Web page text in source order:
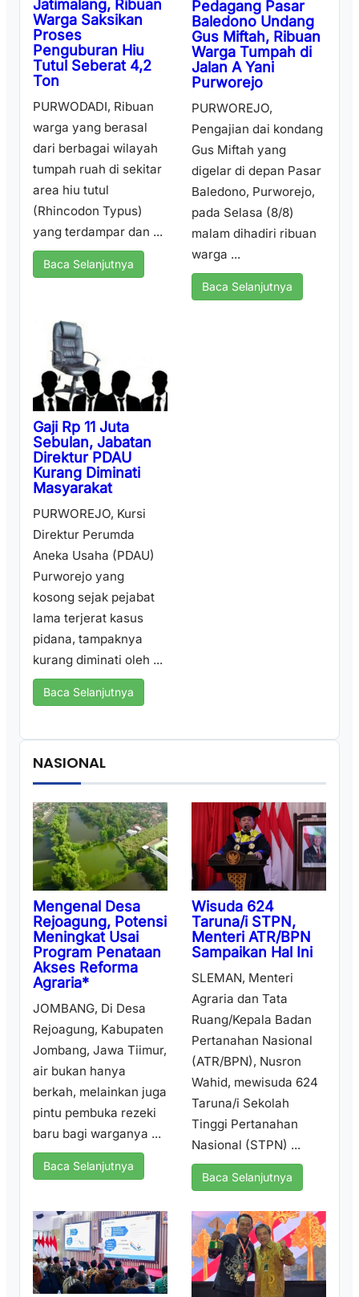
Jatimalang, Ribuan
Warga Saksikan
Proses
Penguburan Hiu
Tutul Seberat 4,2
Ton
PURWODADI, Ribuan
warga yang berasal
dari berbagai wilayah
tumpah ruah di sekitar
area hiu tutul
(Rhincodon Typus)
yang terdampar dan ...
Baca Selanjutnya
Pedagang Pasar
Baledono Undang
Gus Miftah, Ribuan
Warga Tumpah di
Jalan A Yani
Purworejo
PURWOREJO,
Pengajian dai kondang
Gus Miftah yang
digelar di depan Pasar
Baledono, Purworejo,
pada Selasa (8/8)
malam dihadiri ribuan
warga ...
Baca Selanjutnya
Gaji Rp 11 Juta
Sebulan, Jabatan
Direktur PDAU
Kurang Diminati
Masyarakat
PURWOREJO, Kursi
Direktur Perumda
Aneka Usaha (PDAU)
Purworejo yang
kosong sejak pejabat
lama terjerat kasus
pidana, tampaknya
kurang diminati oleh ...
Baca Selanjutnya
NASIONAL
Mengenal Desa
Rejoagung, Potensi
Meningkat Usai
Program Penataan
Akses Reforma
Agraria*
JOMBANG, Di Desa
Rejoagung, Kabupaten
Jombang, Jawa Tiimur,
air bukan hanya
berkah, melainkan juga
pintu pembuka rezeki
baru bagi warganya ...
Baca Selanjutnya
Wisuda 624
Taruna/i STPN,
Menteri ATR/BPN
Sampaikan Hal Ini
SLEMAN, Menteri
Agraria dan Tata
Ruang/Kepala Badan
Pertanahan Nasional
(ATR/BPN), Nusron
Wahid, mewisuda 624
Taruna/i Sekolah
Tinggi Pertanahan
Nasional (STPN) ...
Baca Selanjutnya